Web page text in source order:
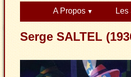
A Propos
Serge SALTEL